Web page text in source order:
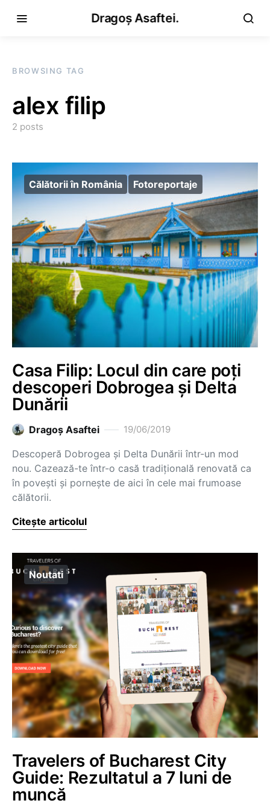
Dragoș Asaftei.
BROWSING TAG
alex filip
2 posts
Călătorii în România Fotoreportaje
Casa Filip: Locul din care poți
descoperi Dobrogea și Delta
Dunării
Dragoş Asaftei 19/06/2019
Descoperă Dobrogea și Delta Dunării într-un mod
nou. Cazează-te într-o casă tradițională renovată ca
în povești și pornește de aici în cele mai frumoase
călătorii.
Citește articolul
Noutati
Travelers of Bucharest City
Guide: Rezultatul a 7 luni de
muncă